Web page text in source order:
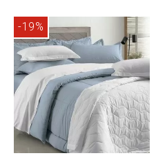
Compra rápida
-19%